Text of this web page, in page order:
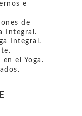
e
de
Integral.
Integral.
el Yoga.